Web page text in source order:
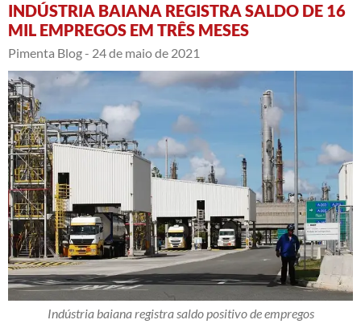
INDÚSTRIA BAIANA REGISTRA SALDO DE 16
MIL EMPREGOS EM TRÊS MESES
Pimenta Blog - 24 de maio de 2021
Indústria baiana registra saldo positivo de empregos